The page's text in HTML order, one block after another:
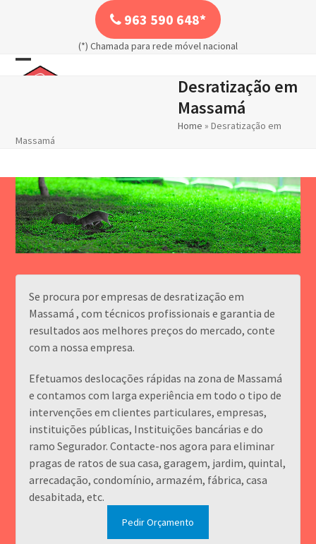
963 590 648*
(*) Chamada para rede móvel nacional
Open
Close
Desratização em
Massamá
Home »Desratização em
Massamá
Se procura por empresas de desratização em
Massamá , com técnicos profissionais e garantia de
resultados aos melhores preços do mercado, conte
com a nossa empresa.
Efetuamos deslocações rápidas na zona de Massamá
e contamos com larga experiência em todo o tipo de
intervenções em clientes particulares, empresas,
instituições públicas, Instituições bancárias e do
ramo Segurador. Contacte-nos agora para eliminar
pragas de ratos de sua casa, garagem, jardim, quintal,
arrecadação, condomínio, armazém, fábrica, casa
desabitada, etc.
Pedir Orçamento